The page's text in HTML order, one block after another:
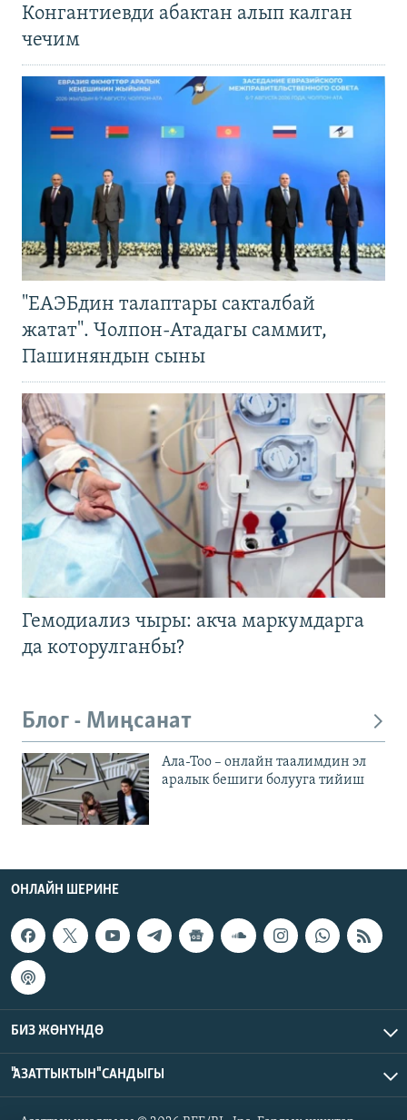
Конгантиевди абактан алып калган
чечим
"ЕАЭБдин талаптары сакталбай
жатат". Чолпон-Атадагы саммит,
Пашиняндын сыны
Гемодиализ чыры: акча маркумдарга
да которулганбы?
Блог - Миңсанат
Ала-Тоо – онлайн таалимдин эл
аралык бешиги болууга тийиш
ОНЛАЙН ШЕРИНЕ
БИЗ ЖӨНҮНДӨ
"АЗАТТЫКТЫН" САНДЫГЫ